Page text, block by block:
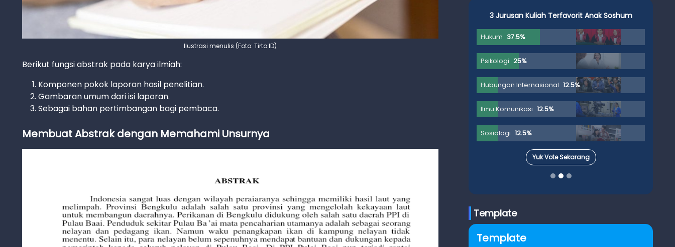
Ilustrasi menulis (Foto: Tirto.ID)
Berikut fungsi abstrak pada karya ilmiah:
Komponen pokok laporan hasil penelitian.
Gambaran umum dari isi laporan.
Sebagai bahan pertimbangan bagi pembaca.
Membuat Abstrak dengan Memahami Unsurnya
3 Jurusan Kuliah Terfavorit Anak Soshum
Hukum 37.5%
Psikologi 25%
Hubungan Internasional 12.5%
Ilmu Komunikasi 12.5%
Sosiologi 12.5%
Yuk Vote Sekarang
Template
Template